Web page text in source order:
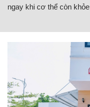
ngay khi cơ thể còn khỏe